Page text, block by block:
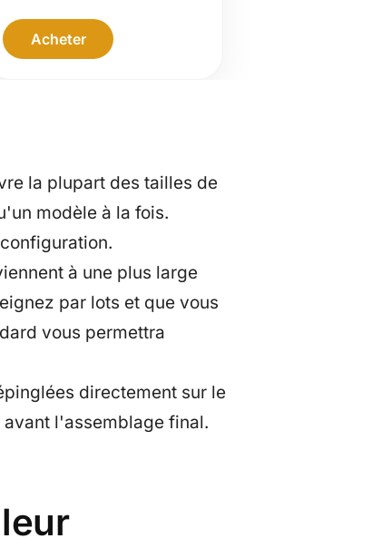
Acheter
la plupart des tailles de
modèle à la fois.
à une plus large
par lots et que vous
vous permettra
directement sur le
l'assemblage final.